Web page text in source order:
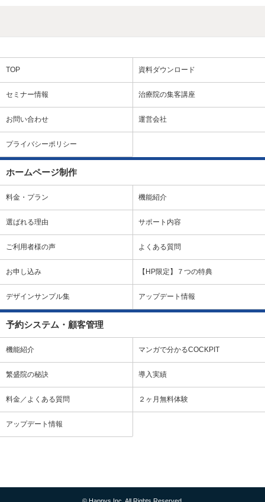
TOP 資料ダウンロード
セミナー情報 治療院の集客講座
お問い合わせ 運営会社
プライバシーポリシー
ホームページ制作
料金・プラン 機能紹介
選ばれる理由 サポート内容
ご利用者様の声 よくある質問
お申し込み 【HP限定】７つの特典
デザインサンプル集 アップデート情報
予約システム・顧客管理
機能紹介 マンガで分かるCOCKPIT
繁盛院の秘訣 導入実績
料金／よくある質問 ２ヶ月無料体験
アップデート情報